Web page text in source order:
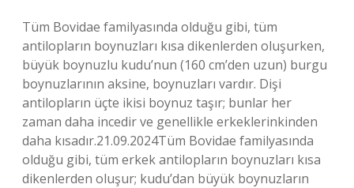
Tüm Bovidae familyasında olduğu gibi, tüm
antilopların boynuzları kısa dikenlerden oluşurken,
büyük boynuzlu kudu’nun (160 cm’den uzun) burgu
boynuzlarının aksine, boynuzları vardır. Dişi
antilopların üçte ikisi boynuz taşır; bunlar her
zaman daha incedir ve genellikle erkeklerinkinden
daha kısadır.21.09.2024Tüm Bovidae familyasında
olduğu gibi, tüm erkek antilopların boynuzları kısa
dikenlerden oluşur; kudu’dan büyük boynuzların